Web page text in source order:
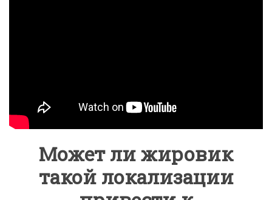
Может ли жировик
такой локализации